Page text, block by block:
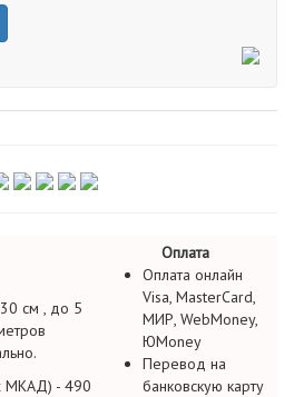
Оплата
см , до 5
МКАД) - 490
Оплата онлайн
Visa, MasterCard,
МИР, WebMoney,
ЮMoney
Перевод на
банковскую карту